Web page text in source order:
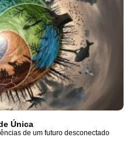
Única
de um futuro desconectado